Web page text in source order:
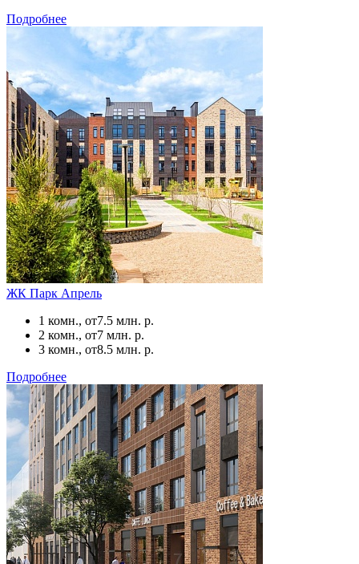
Подробнее
ЖК Парк Апрель
1 комн., от7.5 млн. р.
2 комн., от7 млн. р.
3 комн., от8.5 млн. р.
Подробнее